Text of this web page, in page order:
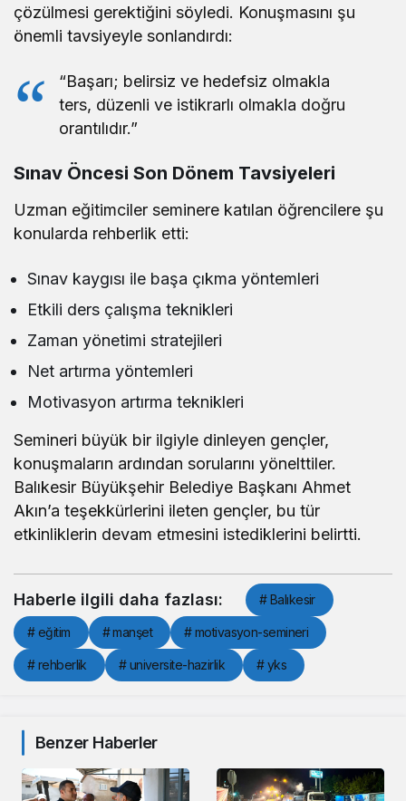
çözülmesi gerektiğini söyledi. Konuşmasını şu
önemli tavsiyeyle sonlandırdı:
“Başarı; belirsiz ve hedefsiz olmakla
ters, düzenli ve istikrarlı olmakla doğru
orantılıdır.”
Sınav Öncesi Son Dönem Tavsiyeleri
Uzman eğitimciler seminere katılan öğrencilere şu
konularda rehberlik etti:
Sınav kaygısı ile başa çıkma yöntemleri
Etkili ders çalışma teknikleri
Zaman yönetimi stratejileri
Net artırma yöntemleri
Motivasyon artırma teknikleri
Semineri büyük bir ilgiyle dinleyen gençler,
konuşmaların ardından sorularını yönelttiler.
Balıkesir Büyükşehir Belediye Başkanı Ahmet
Akın’a teşekkürlerini ileten gençler, bu tür
etkinliklerin devam etmesini istediklerini belirtti.
Haberle ilgili daha fazlası: # Balıkesir
# eğitim # manşet # motivasyon-semineri
# rehberlik # universite-hazirlik # yks
Benzer Haberler